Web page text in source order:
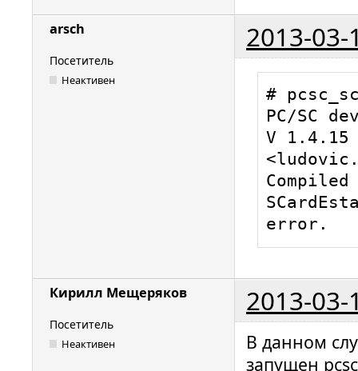
Looking
0x0020
00000015
USB
01000876
00 00
00000178
Loading
version:
arsch 2013-03-
Посетитель
Неактивен
#
PC/SC
V 1.4.15
error.
Кирилл Мещеряков 2013-03-
Посетитель
Неактивен
В данном
запущен